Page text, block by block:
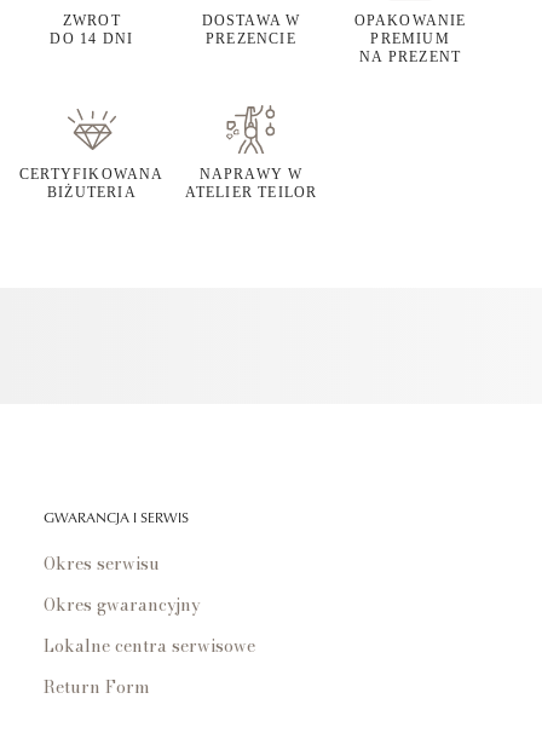
ZWROT
DO 14 DNI
DOSTAWA W
PREZENCIE
OPAKOWANIE
PREMIUM
NA PREZENT
CERTYFIKOWANA
BIŻUTERIA
NAPRAWY W
ATELIER TEILOR
GWARANCJA I SERWIS
Okres serwisu
Okres gwarancyjny
Lokalne centra serwisowe
Return Form